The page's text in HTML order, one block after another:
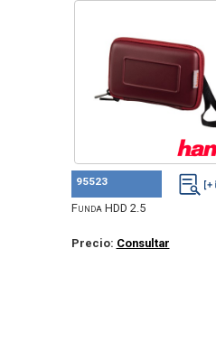
95523
Funda HDD 2.5
Precio: Consultar